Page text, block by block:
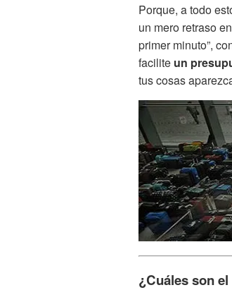
Porque, a todo
un mero retraso
primer minuto”,
facilite un
tus cosas
¿Cuáles son